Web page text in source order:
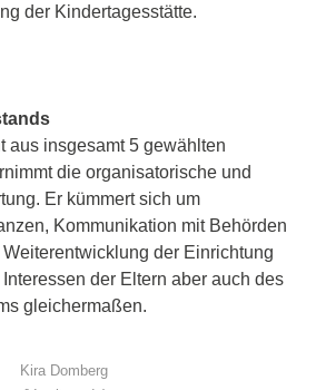
der Kindertagesstätte.
aus insgesamt 5 gewählten
die organisatorische und
Er kümmert sich um
Kommunikation mit Behörden
der Einrichtung
der Eltern aber auch des
gleichermaßen.
Kira Domberg